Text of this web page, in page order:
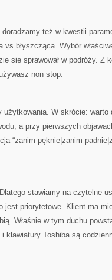
też w kwestii
błyszcząca. Wybór
się sprawował w podróży. Z
non stop.
W skrócie: warto
a przy pierwszych
“zanim pęknie|zanim
stawiamy na czytelne
jest priorytetowe. Klient ma
Właśnie w tym duchu
klawiatury Toshiba są